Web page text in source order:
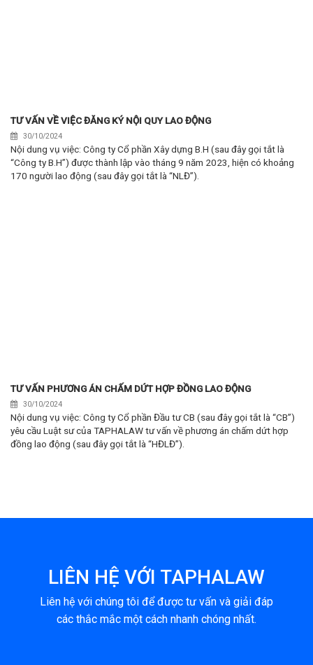
TƯ VẤN VỀ VIỆC ĐĂNG KÝ NỘI QUY LAO ĐỘNG
30/10/2024
Nội dung vụ việc: Công ty Cổ phần Xây dựng B.H (sau đây gọi tắt là
“Công ty B.H”) được thành lập vào tháng 9 năm 2023, hiện có khoảng
170 người lao động (sau đây gọi tắt là “NLĐ”).
TƯ VẤN PHƯƠNG ÁN CHẤM DỨT HỢP ĐỒNG LAO ĐỘNG
30/10/2024
Nội dung vụ việc: Công ty Cổ phần Đầu tư CB (sau đây gọi tắt là “CB”)
yêu cầu Luật sư của TAPHALAW tư vấn về phương án chấm dứt hợp
đồng lao động (sau đây gọi tắt là “HĐLĐ”).
LIÊN HỆ VỚI TAPHALAW
Liên hệ với chúng tôi để được tư vấn và giải đáp
các thắc mắc một cách nhanh chóng nhất.